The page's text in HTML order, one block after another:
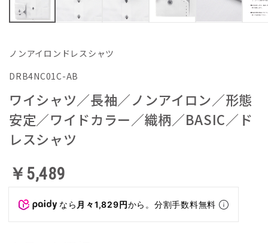
ノンアイロンドレスシャツ
DRB4NC01C-AB
ワイシャツ／長袖／ノンアイロン／形態
安定／ワイドカラー／織柄／BASIC／ド
レスシャツ
￥5,489
なら 月々1,829円から。分割手数料無料